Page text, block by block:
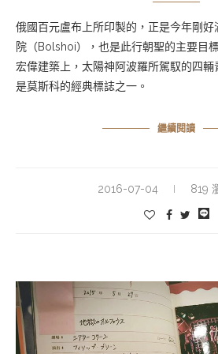
俄國百元盧布上所印製的，正是今年剛
院（Bolshoi），也是此行朝聖的主要目標
宏偉建築上，太陽神阿波羅所駕馭的四
是莫斯科的經典標誌之一。
繼續閱讀
2016-07-04 819